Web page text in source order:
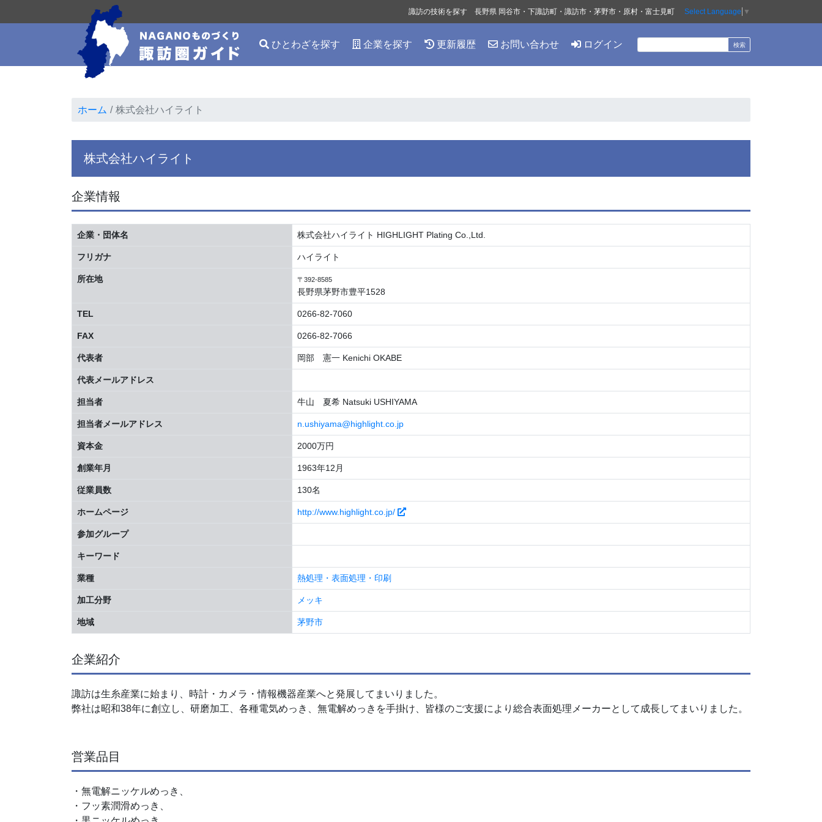
ひとわざを探す 企業を探す 更新履歴 お問い合わせ ログイン
諏訪の技術を探す 長野県 岡谷市・下諏訪町・諏訪市・茅野市・原村・富士見町 Select Language ▼
ホーム 株式会社ハイライト
株式会社ハイライト
企業情報
企業・団体名 株式会社ハイライト HIGHLIGHT Plating Co.,Ltd.
フリガナ ハイライト
所在地 〒392-8585
長野県茅野市豊平1528
TEL 0266-82-7060
FAX 0266-82-7066
代表者 岡部 憲一 Kenichi OKABE
代表メールアドレス
担当者 牛山 夏希 Natsuki USHIYAMA
担当者メールアドレス n.ushiyama@highlight.co.jp
資本金 2000万円
創業年月 1963年12月
従業員数 130名
ホームページ http://www.highlight.co.jp/
参加グループ
キーワード
業種 熱処理・表面処理・印刷
加工分野 メッキ
地域 茅野市
企業紹介
諏訪は生糸産業に始まり、時計・カメラ・情報機器産業へと発展してまいりました。
弊社は昭和38年に創立し、研磨加工、各種電気めっき、無電解めっきを手掛け、皆様のご支援により総合表面処理メーカーとして成長してまいりました。
営業品目
・無電解ニッケルめっき、
・フッ素潤滑めっき、